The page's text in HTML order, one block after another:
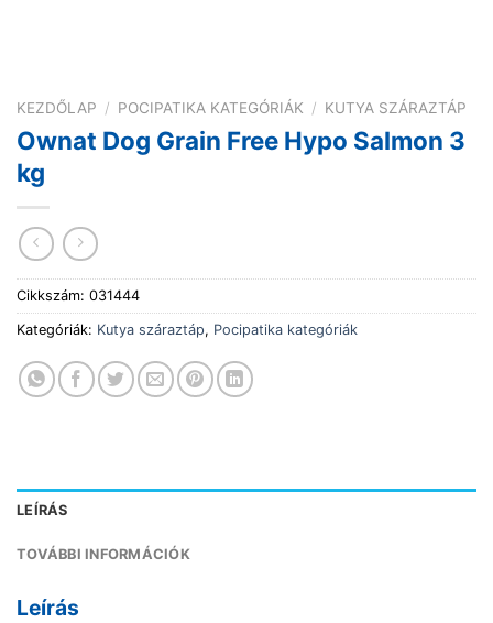
KEZDŐLAP / POCIPATIKA KATEGÓRIÁK / KUTYA SZÁRAZTÁP
Ownat Dog Grain Free Hypo Salmon 3
kg
Cikkszám: 031444
Kategóriák: Kutya száraztáp, Pocipatika kategóriák
LEÍRÁS
TOVÁBBI INFORMÁCIÓK
Leírás